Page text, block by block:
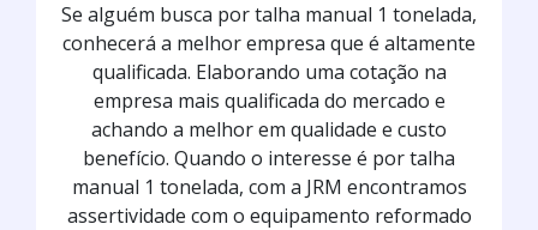
Se alguém busca por talha manual 1 tonelada,
conhecerá a melhor empresa que é altamente
qualificada. Elaborando uma cotação na
empresa mais qualificada do mercado e
achando a melhor em qualidade e custo
benefício. Quando o interesse é por talha
manual 1 tonelada, com a JRM encontramos
assertividade com o equipamento reformado